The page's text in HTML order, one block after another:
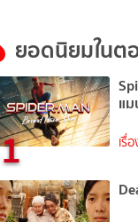
ยอดนิยมในต
1
แ
เรื่